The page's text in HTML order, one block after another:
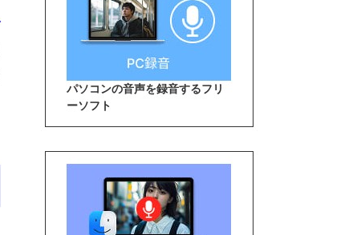
パソコンの音声を録音するフリ
ーソフト